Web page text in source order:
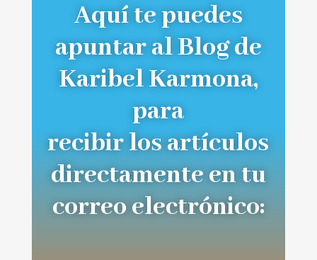
Aquí te puedes
apuntar al Blog de
Karibel Karmona,
para
recibir los artículos
directamente en tu
correo electrónico: